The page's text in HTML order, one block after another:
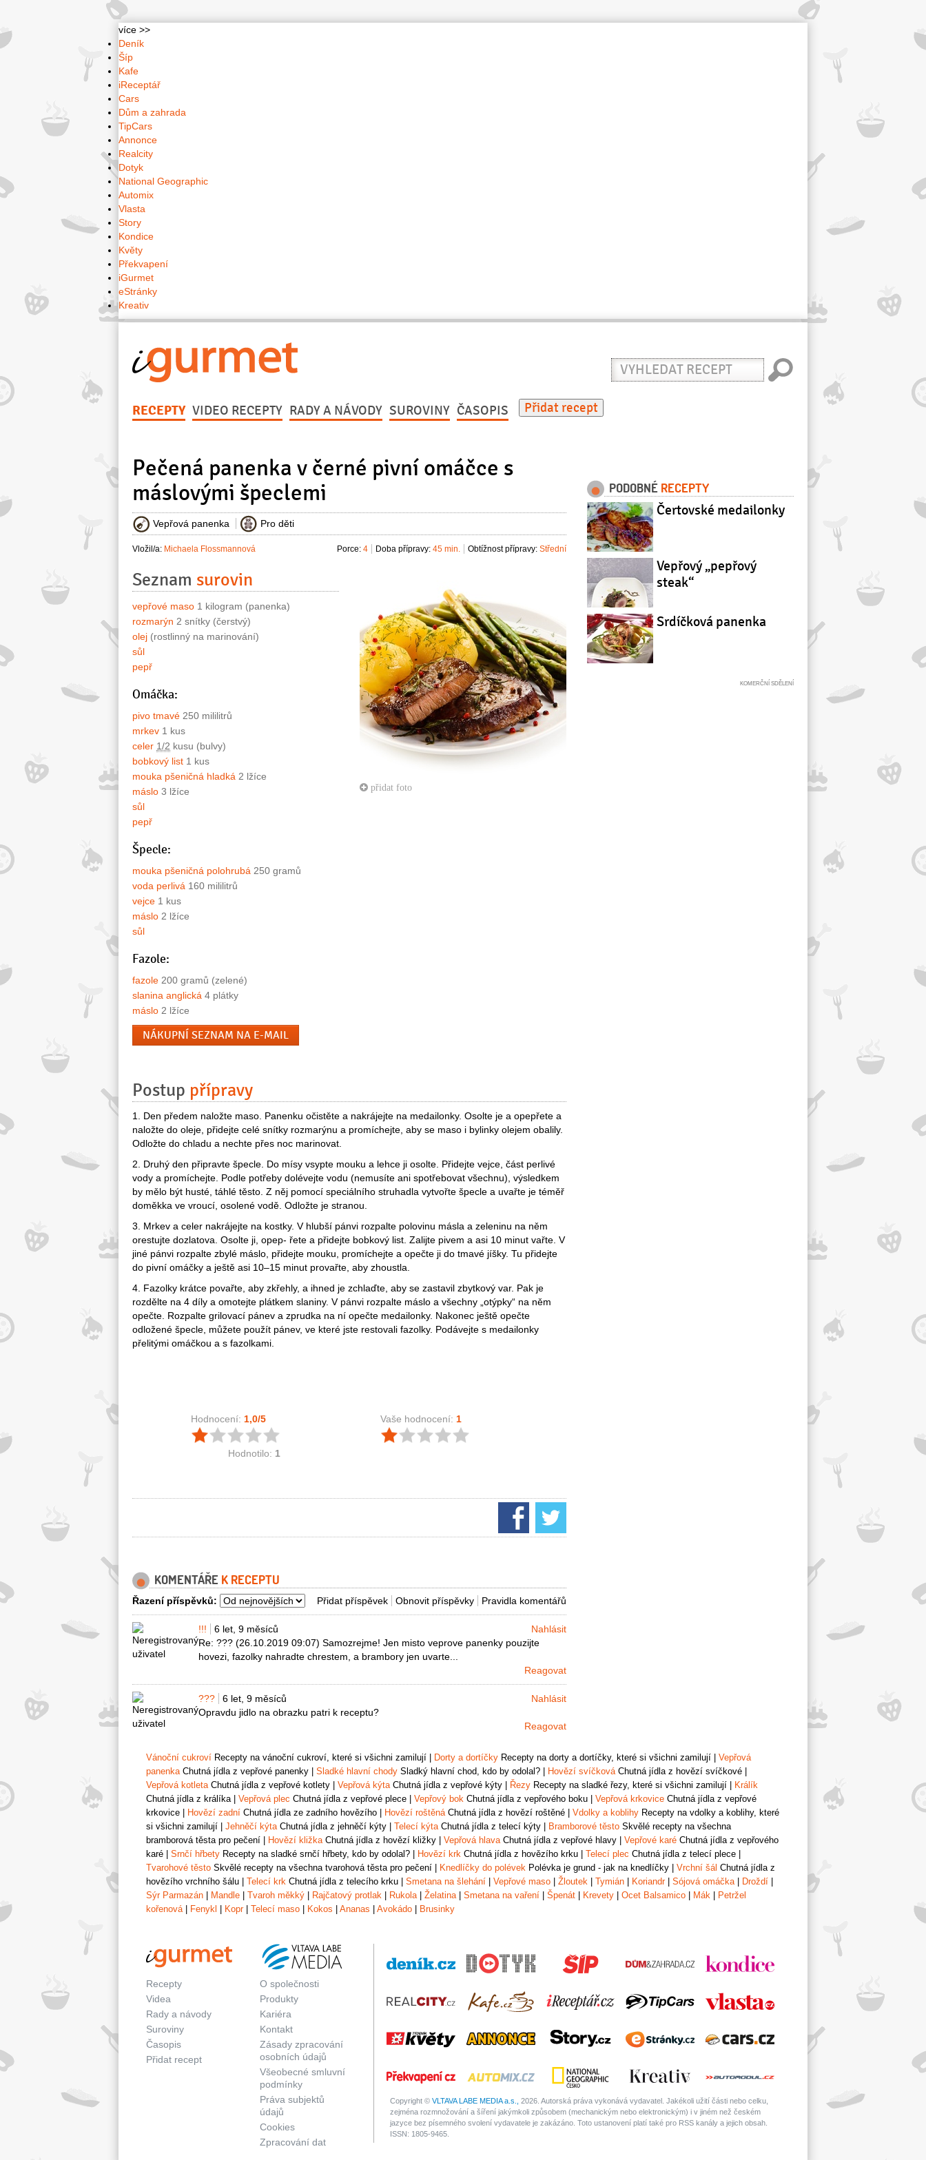
více >>
Deník
Šíp
Kafe
iReceptář
Cars
Dům a zahrada
TipCars
Annonce
Realcity
Dotyk
National Geographic
Automix
Vlasta
Story
Kondice
Květy
Překvapení
iGurmet
eStránky
Kreativ
Vyhledat
recept
RECEPTY VIDEO RECEPTY RADY A NÁVODY SUROVINY ČASOPIS Přidat recept
Pečená panenka v černé pivní omáčce s
máslovými špeclemi
Vepřová panenka Pro děti
Vložil/a: Michaela Flossmannová Obtížnost přípravy: Střední
Doba přípravy: 45 min.
Porce: 4
přidat foto
Seznam surovin
vepřové maso 1 kilogram (panenka)
rozmarýn 2 snítky (čerstvý)
olej (rostlinný na marinování)
sůl
pepř
Omáčka:
pivo tmavé 250 mililitrů
mrkev 1 kus
celer 1/2 kusu (bulvy)
bobkový list 1 kus
mouka pšeničná hladká 2 lžíce
máslo 3 lžíce
sůl
pepř
Špecle:
mouka pšeničná polohrubá 250 gramů
voda perlivá 160 mililitrů
vejce 1 kus
máslo 2 lžíce
sůl
Fazole:
fazole 200 gramů (zelené)
slanina anglická 4 plátky
máslo 2 lžíce
NÁKUPNÍ SEZNAM NA E-MAIL
Postup přípravy
1. Den předem naložte maso. Panenku očistěte a nakrájejte na medailonky. Osolte je a opepřete a
naložte do oleje, přidejte celé snítky rozmarýnu a promíchejte, aby se maso i bylinky olejem obalily.
Odložte do chladu a nechte přes noc marinovat.
2. Druhý den připravte špecle. Do mísy vsypte mouku a lehce ji osolte. Přidejte vejce, část perlivé
vody a promíchejte. Podle potřeby dolévejte vodu (nemusíte ani spotřebovat všechnu), výsledkem
by mělo být husté, táhlé těsto. Z něj pomocí speciálního struhadla vytvořte špecle a uvařte je téměř
doměkka ve vroucí, osolené vodě. Odložte je stranou.
3. Mrkev a celer nakrájejte na kostky. V hlubší pánvi rozpalte polovinu másla a zeleninu na něm
orestujte dozlatova. Osolte ji, opep- řete a přidejte bobkový list. Zalijte pivem a asi 10 minut vařte. V
jiné pánvi rozpalte zbylé máslo, přidejte mouku, promíchejte a opečte ji do tmavé jíšky. Tu přidejte
do pivní omáčky a ještě asi 10–15 minut provařte, aby zhoustla.
4. Fazolky krátce povařte, aby zkřehly, a ihned je zchlaďte, aby se zastavil zbytkový var. Pak je
rozdělte na 4 díly a omotejte plátkem slaniny. V pánvi rozpalte máslo a všechny „otýpky“ na něm
opečte. Rozpalte grilovací pánev a zprudka na ní opečte medailonky. Nakonec ještě opečte
odložené špecle, můžete použít pánev, ve které jste restovali fazolky. Podávejte s medailonky
přelitými omáčkou a s fazolkami.
Hodnocení: 1,0/5
Hodnotilo: 1
Vaše hodnocení: 1
KOMENTÁŘE K RECEPTU
Pravidla komentářů
Obnovit příspěvky
Přidat příspěvek
Řazení příspěvků:
!!! 6 let, 9 měsíců
Nahlásit
Re: ??? (26.10.2019 09:07) Samozrejme! Jen misto veprove panenky pouzijte
hovezi, fazolky nahradte chrestem, a brambory jen uvarte...
Reagovat
??? 6 let, 9 měsíců
Nahlásit
Opravdu jidlo na obrazku patri k receptu?
Reagovat
PODOBNÉ RECEPTY
Čertovské medailonky
Vepřový „pepřový
steak“
Srdíčková panenka
Vánoční cukroví Recepty na vánoční cukroví, které si všichni zamilují Dorty a dortíčky Recepty na dorty a dortíčky, které si všichni zamilují
Vepřová
panenkaChutná jídla z vepřové panenky Sladké hlavní chody Sladký hlavní chod, kdo by odolal? Hovězí svíčkováChutná jídla z hovězí svíčkové
Vepřová kotletaChutná jídla z vepřové kotlety Vepřová kýtaChutná jídla z vepřové kýty Řezy Recepty na sladké řezy, které si všichni zamilují
Králík
Chutná jídla z králíka| Vepřová plec Chutná jídla z vepřové plece Vepřový bok Chutná jídla z vepřového boku Vepřová krkovice Chutná jídla z vepřové
krkovice
Hovězí zadní Chutná jídla ze zadního hovězího Hovězí roštěnáChutná jídla z hovězí roštěné Vdolky a koblihy Recepty na vdolky a koblihy, které
si všichni zamilují
Jehněčí kýtaChutná jídla z jehněčí kýty Telecí kýtaChutná jídla z telecí kýty Bramborové těsto Skvělé recepty na všechna
bramborová těsta pro pečení
Hovězí kližkaChutná jídla z hovězí kližky Vepřová hlavaChutná jídla z vepřové hlavy Vepřové karé Chutná jídla z vepřového
karé
Srnčí hřbety Recepty na sladké srnčí hřbety, kdo by odolal? Hovězí krk Chutná jídla z hovězího krku Telecí plec Chutná jídla z telecí plece
Tvarohové těsto Skvělé recepty na všechna tvarohová těsta pro pečení Knedlíčky do polévek Polévka je grund - jak na knedlíčky Vrchní šál Chutná jídla z
hovězího vrchního šálu
Telecí krk Chutná jídla z telecího krku Smetana na šlehání Vepřové maso Žloutek Tymián Koriandr| Sójová omáčka| Droždí
Sýr Parmazán
Mandle Tvaroh měkký Rajčatový protlak Rukola| Želatina| Smetana na vaření Špenát Krevety Ocet Balsamico Mák
Petržel
kořenová| Fenykl Kopr| Telecí maso Kokos Ananas Avokádo Brusinky
Recepty
Videa
Rady a návody
Suroviny
Časopis
Přidat recept
O společnosti
Produkty
Kariéra
Kontakt
Zásady zpracování
osobních údajů
Všeobecné smluvní
podmínky
Práva subjektů
údajů
Cookies
Zpracování dat
Copyright © VLTAVA LABE MEDIA a.s.,
2026. Autorská práva vykonává vydavatel. Jakékoli užití části nebo celku,
zejména rozmnožování a šíření jakýmkoli způsobem (mechanickým nebo elektronickým) i v jiném než českém
jazyce bez písemného svolení vydavatele je zakázáno. Toto ustanovení platí také pro RSS kanály a jejich obsah.
ISSN: 1805-9465.